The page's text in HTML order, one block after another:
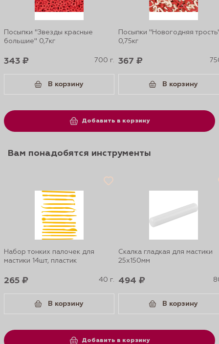
Посыпки "Звезды красные
большие" 0,7кг
343 ₽ 700 г.
В корзину
Посыпки "Новогодняя
0,75кг
367 ₽
В корзину
Добавить в корзину
Вам понадобятся инструменты
Набор тонких палочек для
мастики 14шт, пластик
265 ₽ 40 г.
В корзину
Скалка гладкая для мастики
25х150мм
494 ₽
В корзину
Добавить в корзину